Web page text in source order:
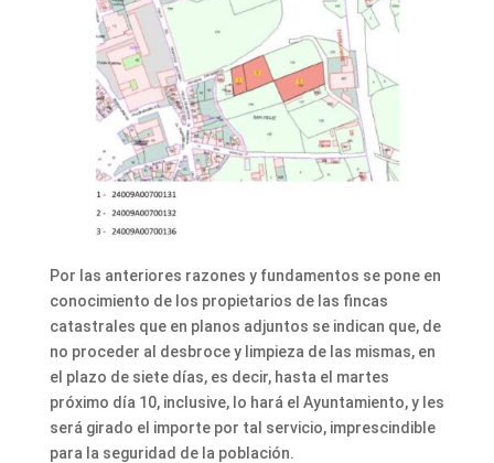
Por las anteriores razones y fundamentos se pone en
conocimiento de los propietarios de las fincas
catastrales que en planos adjuntos se indican que, de
no proceder al desbroce y limpieza de las mismas, en
el plazo de siete días, es decir, hasta el martes
próximo día 10, inclusive, lo hará el Ayuntamiento, y les
será girado el importe por tal servicio, imprescindible
para la seguridad de la población.